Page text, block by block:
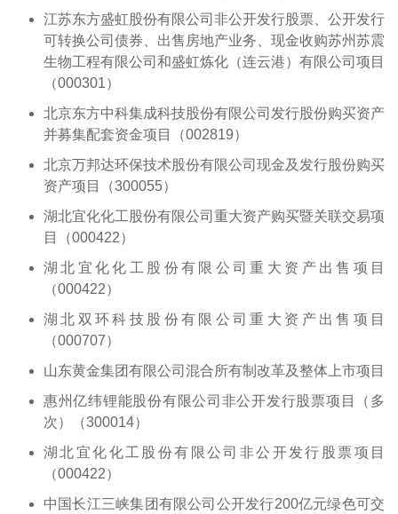
江苏东方盛虹股份有限公司非公开发行股票、公开发行
可转换公司债券、出售房地产业务、现金收购苏州苏震
生物工程有限公司和盛虹炼化（连云港）有限公司项目
（000301）
北京东方中科集成科技股份有限公司发行股份购买资产
并募集配套资金项目（002819）
北京万邦达环保技术股份有限公司现金及发行股份购买
资产项目（300055）
湖北宜化化工股份有限公司重大资产购买暨关联交易项
目（000422）
湖北宜化化工股份有限公司重大资产出售项目
（000422）
湖北双环科技股份有限公司重大资产出售项目
（000707）
山东黄金集团有限公司混合所有制改革及整体上市项目
惠州亿纬锂能股份有限公司非公开发行股票项目（多
次）（300014）
湖北宜化化工股份有限公司非公开发行股票项目
（000422）
中国长江三峡集团有限公司公开发行200亿元绿色可交